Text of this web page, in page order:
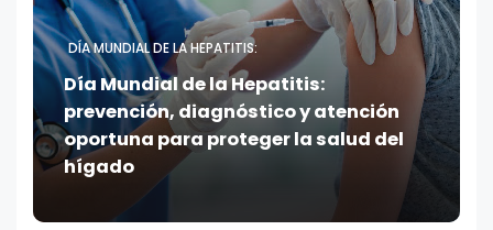
DÍA MUNDIAL DE LA HEPATITIS:
Día Mundial de la Hepatitis:
prevención, diagnóstico y atención
oportuna para proteger la salud del
hígado